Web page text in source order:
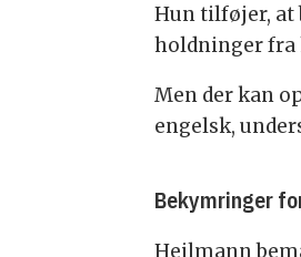
Hun tilføjer, at
holdninger fra
Men der kan
engelsk,
Bekymringer
Heilmann